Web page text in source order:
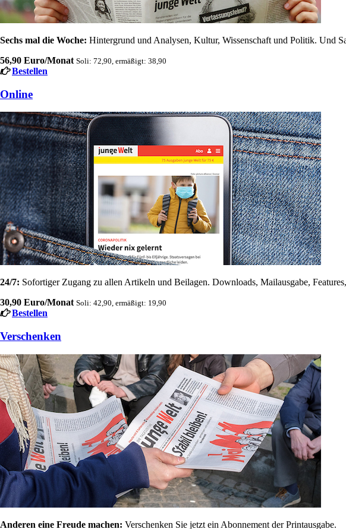
Sechs mal die Woche: Hintergrund und Analysen, Kultur, Wissenschaft und Politik. Und
56,90 Euro/Monat Soli: 72,90, ermäßigt: 38,90
Bestellen
Online
24/7: Sofortiger Zugang zu allen Artikeln und Beilagen. Downloads, Mailausgabe,
30,90 Euro/Monat Soli: 42,90, ermäßigt: 19,90
Bestellen
Verschenken
Anderen eine Freude machen: Verschenken Sie jetzt ein Abonnement der Printausgabe.